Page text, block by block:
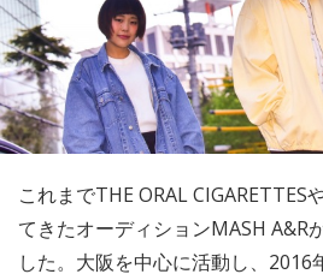
これまでTHE ORAL CIGARETTES
てきたオーディションMASH A&R
した。大阪を中心に活動し、2016